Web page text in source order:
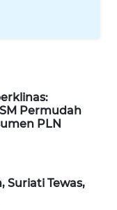
Permudah
PLN
Suriati Tewas,